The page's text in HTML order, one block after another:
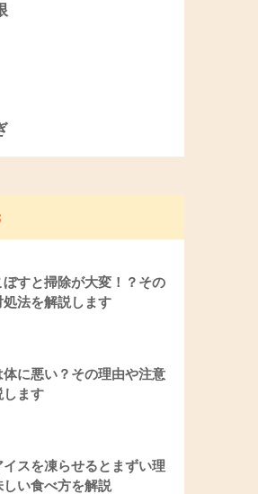
ぼすと掃除が大変！？その
処法を解説します
体に悪い？その理由や注意
します
スを凍らせるとまずい理
しい食べ方を解説